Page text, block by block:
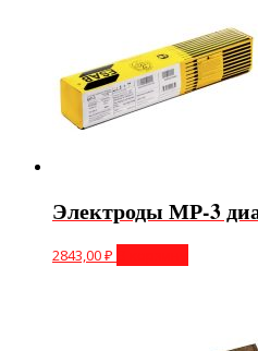
Электроды МР-3
2843,00₽